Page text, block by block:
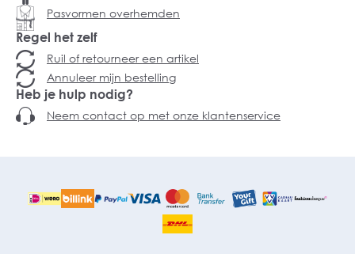
Pasvormen overhemden
Regel het zelf
Ruil of retourneer een artikel
Annuleer mijn bestelling
Heb je hulp nodig?
Neem contact op met onze klantenservice